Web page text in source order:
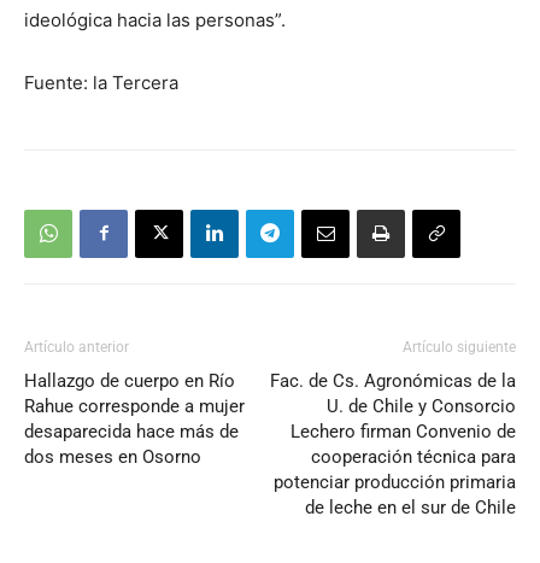
ideológica hacia las personas”.
Fuente: la Tercera
Artículo anterior
Hallazgo de cuerpo en Río
Rahue corresponde a mujer
desaparecida hace más de
dos meses en Osorno
Artículo siguiente
Fac. de Cs. Agronómicas de la
U. de Chile y Consorcio
Lechero firman Convenio de
cooperación técnica para
potenciar producción primaria
de leche en el sur de Chile